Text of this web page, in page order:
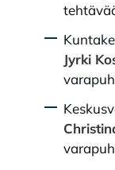
Jyrki